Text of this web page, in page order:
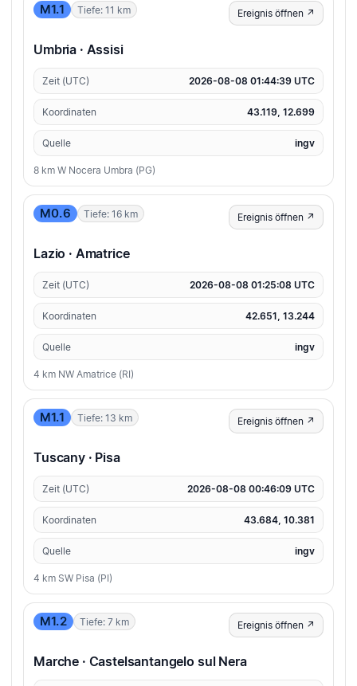
M1.1 Tiefe: 11 km Ereignis öffnen ↗
Umbria · Assisi
Zeit (UTC) 2026-08-08 01:44:39 UTC
Koordinaten 43.119, 12.699
Quelle ingv
8 km W Nocera Umbra (PG)
M0.6 Tiefe: 16 km Ereignis öffnen ↗
Lazio · Amatrice
Zeit (UTC) 2026-08-08 01:25:08 UTC
Koordinaten 42.651, 13.244
Quelle ingv
4 km NW Amatrice (RI)
M1.1 Tiefe: 13 km Ereignis öffnen ↗
Tuscany · Pisa
Zeit (UTC) 2026-08-08 00:46:09 UTC
Koordinaten 43.684, 10.381
Quelle ingv
4 km SW Pisa (PI)
M1.2 Tiefe: 7 km Ereignis öffnen ↗
Marche · Castelsantangelo sul Nera